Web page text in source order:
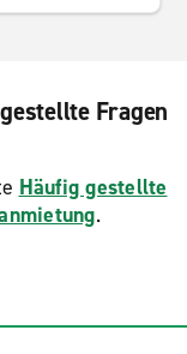
Fragen
Häufig gestellte
.